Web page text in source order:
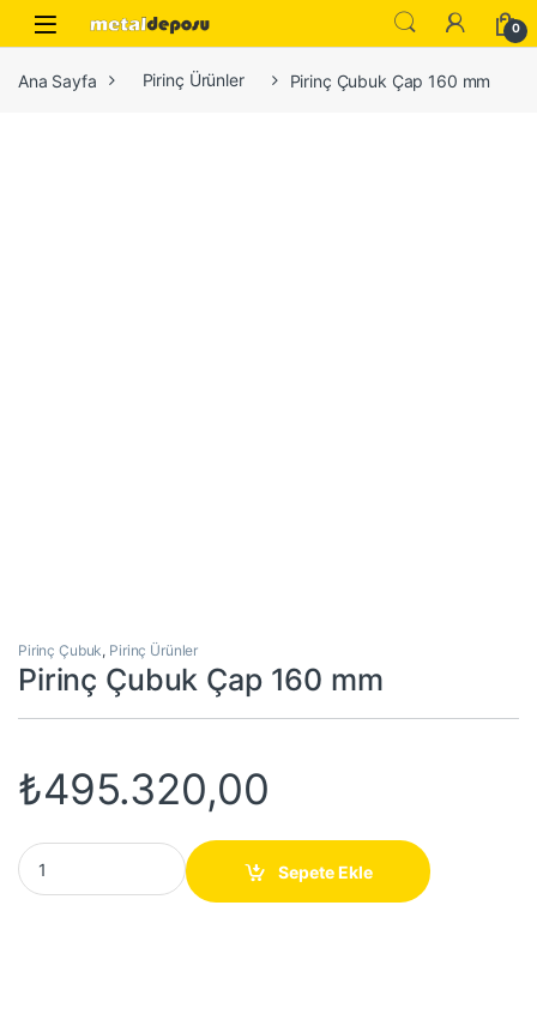
Skip to navigation
Skip to content
0
Ana Sayfa Pirinç Ürünler Pirinç Çubuk Çap 160 mm
Pirinç Çubuk, Pirinç Ürünler
Pirinç Çubuk Çap 160 mm
₺495.320,00
Pirinç Çubuk Çap 160 mm quantity
Sepete Ekle